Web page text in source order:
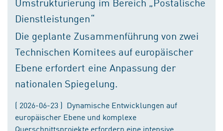
Dienstleistungen“
Die geplante Zusammenführung von zwei
Technischen Komitees auf europäischer
Ebene erfordert eine Anpassung der
nationalen Spiegelung.
( 2026-06-23 ) Dynamische Entwicklungen auf
europäischer Ebene und komplexe
Querschnittsprojekte erfordern eine intensive